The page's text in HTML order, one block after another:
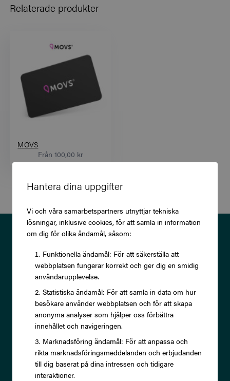
Hantera dina uppgifter
Vi och våra samarbetspartners utnyttjar tekniska
lösningar, inklusive cookies, för att samla in information
om dig för olika ändamål, såsom:
Funktionella ändamål: För att säkerställa att
webbplatsen fungerar korrekt och ger dig en smidig
användarupplevelse.
Statistiska ändamål: För att samla in data om hur
besökare använder webbplatsen och för att skapa
anonyma analyser som hjälper oss förbättra
innehållet och navigeringen.
Marknadsföring ändamål: För att anpassa och
rikta marknadsföringsmeddelanden och erbjudanden
till dig baserat på dina intressen och tidigare
interaktioner.
Relaterade produkter
MOVS
Från 100,00 kr
Prenumerera på vårt nyhetsbrev
och ta del av exklusiva
erbjudanden och rabatter!
Prenumerera
Läs om vårIntegritetspolicy